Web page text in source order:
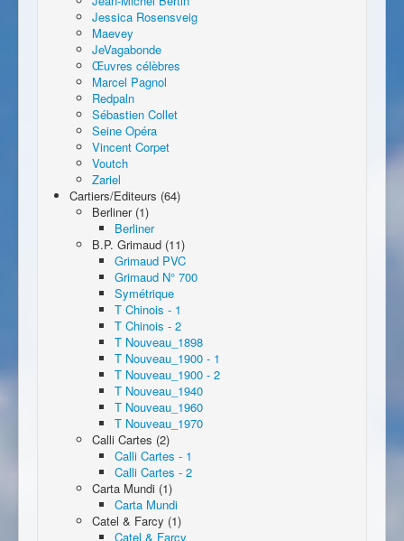
Jessica Rosensveig
Maevey
JeVagabonde
Œuvres célèbres
Marcel Pagnol
Redpaln
Sébastien Collet
Seine Opéra
Vincent Corpet
Voutch
Zariel
Cartiers/Editeurs (64)
Berliner (1)
Berliner
B.P. Grimaud (11)
Grimaud PVC
Grimaud N° 700
Symétrique
T Chinois - 1
T Chinois - 2
T Nouveau_1898
T Nouveau_1900 - 1
T Nouveau_1900 - 2
T Nouveau_1940
T Nouveau_1960
T Nouveau_1970
Calli Cartes (2)
Calli Cartes - 1
Calli Cartes - 2
Carta Mundi (1)
Carta Mundi
Catel & Farcy (1)
Catel & Farcy